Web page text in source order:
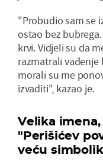
"Probudio sam se
ostao bez
krvi. Vidjeli su da
razmatrali vađenje
morali su me
izvaditi", kazao je.
Velika
"Perišićev
veću